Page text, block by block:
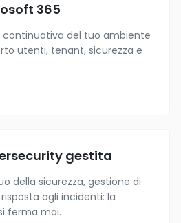
365
continuativa del tuo ambiente
utenti, tenant, sicurezza e
gestita
della sicurezza, gestione di
agli incidenti: la
ferma mai.